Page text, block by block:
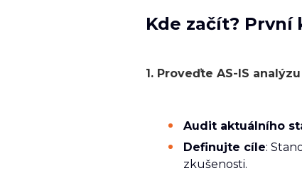
Kde začít? První
1. Proveďte AS-IS analýzu
Audit aktuálního
Definujte cíle:
zkušenosti.